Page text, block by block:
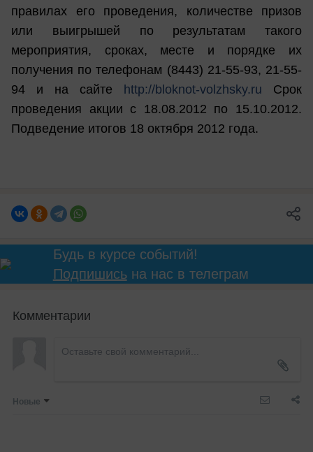
правилах его проведения, количестве призов
или выигрышей по результатам такого
мероприятия, сроках, месте и порядке их
получения по телефонам (8443) 21-55-93, 21-55-
94 и на сайте http://bloknot-volzhsky.ru Срок
проведения акции с 18.08.2012 по 15.10.2012.
Подведение итогов 18 октября 2012 года.
Будь в курсе событий!
Подпишисьна нас в телеграм
Комментарии
Новые